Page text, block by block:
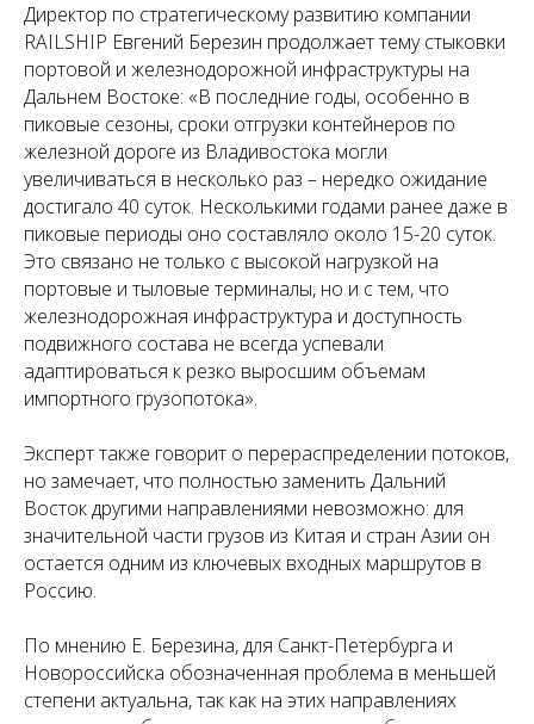
Директор по стратегическому развитию компании
RAILSHIP Евгений Березин продолжает тему стыковки
портовой и железнодорожной инфраструктуры на
Дальнем Востоке: «В последние годы, особенно в
пиковые сезоны, сроки отгрузки контейнеров по
железной дороге из Владивостока могли
увеличиваться в несколько раз – нередко ожидание
достигало 40 суток. Несколькими годами ранее даже в
пиковые периоды оно составляло около 15-20 суток.
Это связано не только с высокой нагрузкой на
портовые и тыловые терминалы, но и с тем, что
железнодорожная инфраструктура и доступность
подвижного состава не всегда успевали
адаптироваться к резко выросшим объемам
импортного грузопотока».
Эксперт также говорит о перераспределении потоков,
но замечает, что полностью заменить Дальний
Восток другими направлениями невозможно: для
значительной части грузов из Китая и стран Азии он
остается одним из ключевых входных маршрутов в
Россию.
По мнению Е. Березина, для Санкт-Петербурга и
Новороссийска обозначенная проблема в меньшей
степени актуальна, так как на этих направлениях